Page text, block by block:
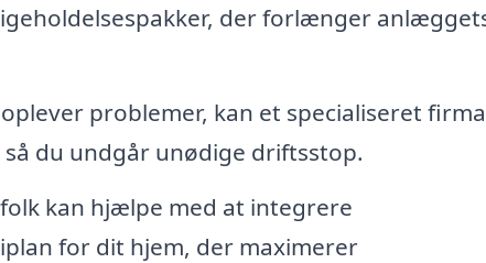
der forlænger
problemer, kan et specialiseret firma
du undgår unødige driftsstop.
kan hjælpe med at integrere
for dit hjem, der maximerer